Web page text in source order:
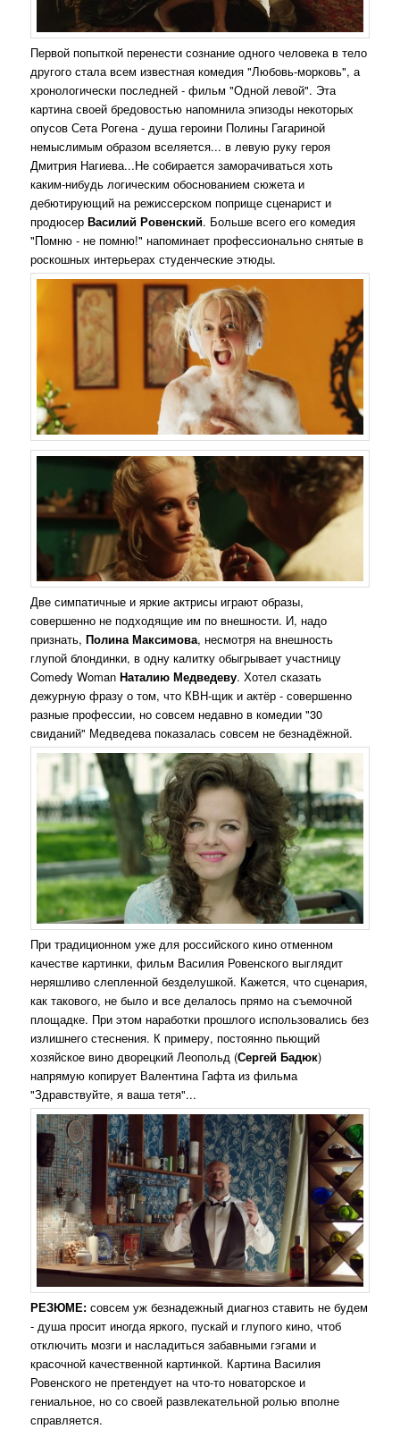
Первой попыткой перенести сознание одного человека в тело
другого стала всем известная комедия "Любовь-морковь", а
хронологически последней - фильм "Одной левой". Эта
картина своей бредовостью напомнила эпизоды некоторых
опусов Сета Рогена - душа героини Полины Гагариной
немыслимым образом вселяется... в левую руку героя
Дмитрия Нагиева...Не собирается заморачиваться хоть
каким-нибудь логическим обоснованием сюжета и
дебютирующий на режиссерском поприще сценарист и
продюсерВасилий Ровенский. Больше всего его комедия
"Помню - не помню!" напоминает профессионально снятые в
роскошных интерьерах студенческие этюды.
Две симпатичные и яркие актрисы играют образы,
совершенно не подходящие им по внешности. И, надо
признать,Полина Максимова, несмотря на внешность
глупой блондинки, в одну калитку обыгрывает участницу
Comedy WomanНаталию Медведеву. Хотел сказать
дежурную фразу о том, что КВН-щик и актёр - совершенно
разные профессии, но совсем недавно в комедии "30
свиданий" Медведева показалась совсем не безнадёжной.
При традиционном уже для российского кино отменном
качестве картинки, фильм Василия Ровенского выглядит
неряшливо слепленной безделушкой. Кажется, что сценария,
как такового, не было и все делалось прямо на съемочной
площадке. При этом наработки прошлого использовались без
излишнего стеснения. К примеру, постоянно пьющий
хозяйское вино дворецкий Леопольд (Сергей Бадюк)
напрямую копирует Валентина Гафта из фильма
"Здравствуйте, я ваша тетя"...
РЕЗЮМЕ:совсем уж безнадежный диагноз ставить не будем
- душа просит иногда яркого, пускай и глупого кино, чтоб
отключить мозги и насладиться забавными гэгами и
красочной качественной картинкой. Картина Василия
Ровенского не претендует на что-то новаторское и
гениальное, но со своей развлекательной ролью вполне
справляется.